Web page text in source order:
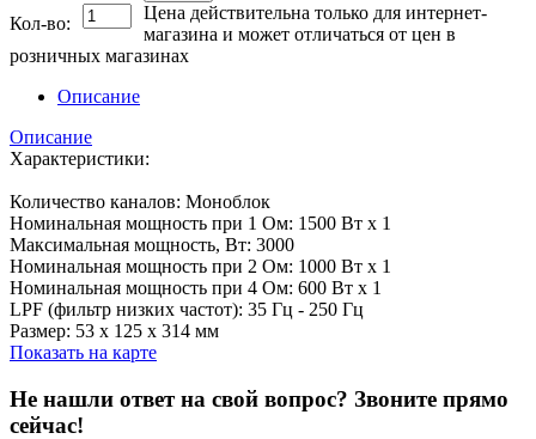
Кол-во:
Цена действительна только для интернет-
магазина и может отличаться от цен в
розничных магазинах
Описание
Описание
Характеристики:
Количество каналов: Моноблок
Номинальная мощность при 1 Ом: 1500 Вт х 1
Максимальная мощность, Вт: 3000
Номинальная мощность при 2 Ом: 1000 Вт x 1
Номинальная мощность при 4 Ом: 600 Вт x 1
LPF (фильтр низких частот): 35 Гц - 250 Гц
Размер: 53 х 125 х 314 мм
Показать на карте
Не нашли ответ на свой вопрос? Звоните прямо
сейчас!